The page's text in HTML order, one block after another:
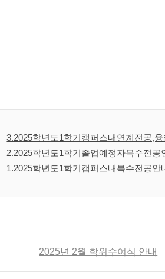
3.2025학년도1학기캠퍼스내연계전공,
2.2025학년도1학기졸업예정자복수전공
1.2025학년도1학기캠퍼스내복수전공
2025년 2월 학위수여식 안내